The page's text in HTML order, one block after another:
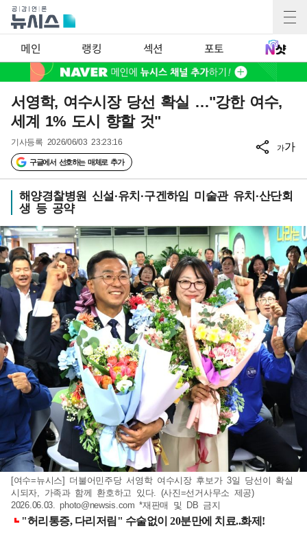
메인 랭킹 섹션 포토
서영학, 여수시장 당선 확실 …"강한 여수,
세계 1% 도시 향할 것"
기사등록 2026/06/03 23:23:16
구글에서 선호하는 매체로 추가
가가
해양경찰병원 신설·유치·구겐하임 미술관 유치·산단회
생 등 공약
[여수=뉴시스] 더불어민주당 서영학 여수시장 후보가 3일 당선이 확실
시되자, 가족과 함께 환호하고 있다. (사진=선거사무소 제공)
2026.06.03.photo@newsis.com *재판매 및 DB 금지